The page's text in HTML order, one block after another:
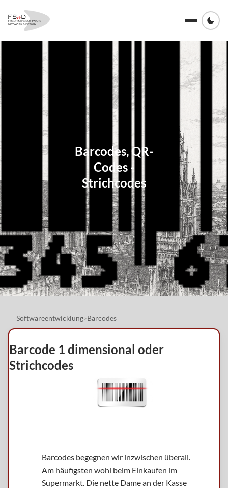
Barcodes, QR-
Codes -
Strichcodes
Softwareentwicklung>Barcodes
Barcode 1 dimensional oder
Strichcodes
Barcodes begegnen wir inzwischen überall.
Am häufigsten wohl beim Einkaufen im
Supermarkt. Die nette Dame an der Kasse